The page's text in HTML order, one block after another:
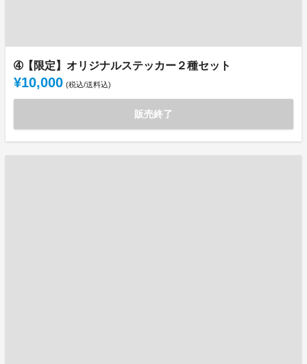
➃【限定】オリジナルステッカー２種セット
¥10,000 (税込/送料込)
販売終了